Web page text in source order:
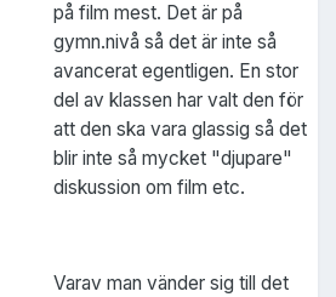
på film mest. Det är på
gymn.nivå så det är inte så
avancerat egentligen. En stor
del av klassen har valt den för
att den ska vara glassig så det
blir inte så mycket "djupare"
diskussion om film etc.
Varav man vänder sig till det